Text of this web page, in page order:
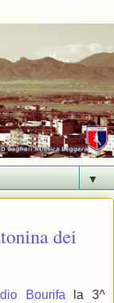
▼
dei
Bourifa la 3^